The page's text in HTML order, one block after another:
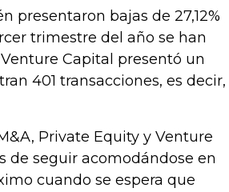
presentaron bajas de 27,12%
trimestre del año se han
Capital presentó un
401 transacciones, es decir,
Private Equity y Venture
de seguir acomodándose en
cuando se espera que